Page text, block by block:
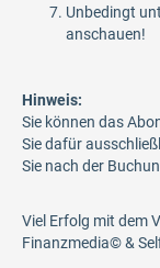
Unbedingt
anschauen!
Hinweis:
Sie können das
Sie dafür
Sie nach der
Viel Erfolg mit dem
Finanzmedia© &